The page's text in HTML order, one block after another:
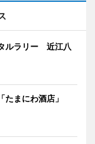
ルラリー 近江八
たまにわ酒店」